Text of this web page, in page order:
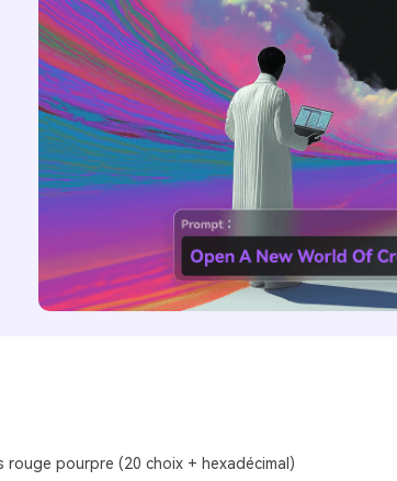
pourpre (20 choix + hexadécimal)